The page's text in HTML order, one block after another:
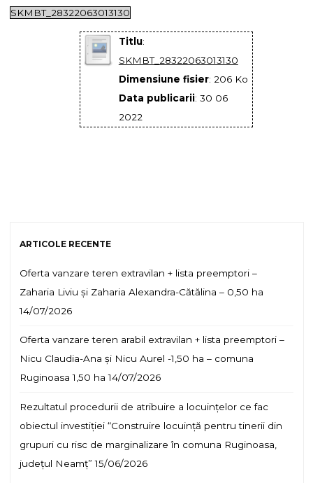
SKMBT_28322063013130
Titlu:
SKMBT_28322063013130
Dimensiune fisier: 206 Ko
Data publicarii: 30 06
2022
ARTICOLE RECENTE
Oferta vanzare teren extravilan + lista preemptori –
Zaharia Liviu și Zaharia Alexandra-Cătălina – 0,50 ha
14/07/2026
Oferta vanzare teren arabil extravilan + lista preemptori –
Nicu Claudia-Ana și Nicu Aurel -1,50 ha – comuna
Ruginoasa 1,50 ha 14/07/2026
Rezultatul procedurii de atribuire a locuințelor ce fac
obiectul investiției “Construire locuință pentru tinerii din
grupuri cu risc de marginalizare în comuna Ruginoasa,
județul Neamț” 15/06/2026